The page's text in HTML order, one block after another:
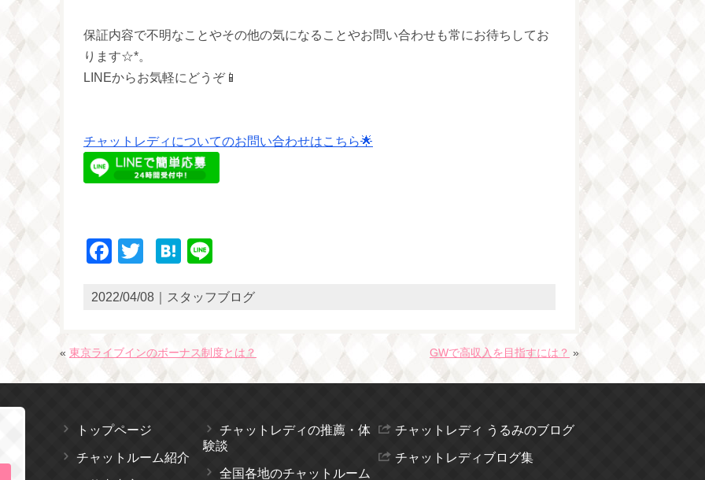
保証内容で不明なことやその他の気になることやお問い合わせも常にお待ちしてお
ります☆*。
LINEからお気軽にどうぞ📱
チャットレディについてのお問い合わせはこちら🌟
Facebook
TwitterHatena
2022/04/08｜スタッフブログ
« 東京ライブインのボーナス制度とは？ GWで高収入を目指すには？ »
トップページ
チャットルーム紹介
チャットレディの推薦・体
験談
全国各地のチャットルーム
チャットレディ うるみのブログ
チャットレディブログ集